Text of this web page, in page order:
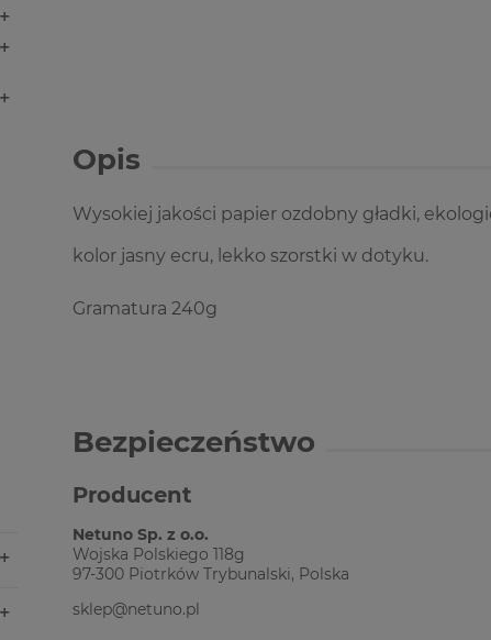
Opis
Wysokiej jakości papier ozdobny gładki,
kolor jasny ecru, lekko szorstki w dotyku.
Gramatura 240g
Bezpieczeństwo
Producent
Netuno Sp. z o.o.
Wojska Polskiego 118g
97-300 Piotrków Trybunalski, Polska
sklep@netuno.pl